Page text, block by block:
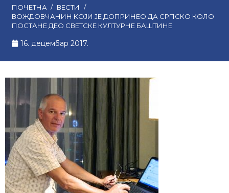
ПОЧЕТНА / ВЕСТИ
/
ВОЖДОВЧАНИН КОЈИ ЈЕ ДОПРИНЕО ДА СРПСКО КОЛО
ПОСТАНЕ ДЕО СВЕТСКЕ КУЛТУРНЕ БАШТИНЕ
16. децембар 2017.